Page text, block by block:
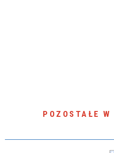
POZOSTAŁE